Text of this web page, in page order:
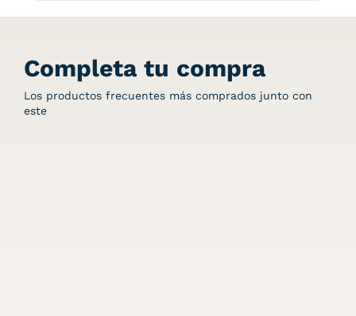
Completa tu compra
Los productos frecuentes más comprados junto con
este